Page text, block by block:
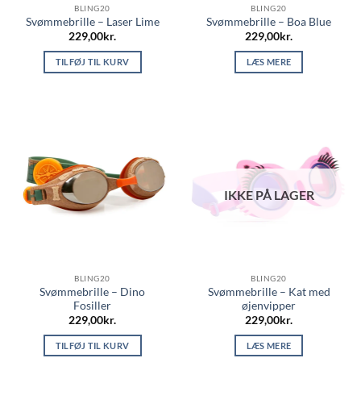
BLING20
Svømmebrille – Laser Lime
229,00kr.
TILFØJ TIL KURV
BLING20
Svømmebrille – Boa Blue
229,00kr.
LÆS MERE
BLING20
Svømmebrille – Dino
Fosiller
229,00kr.
TILFØJ TIL KURV
IKKE PÅ LAGER
BLING20
Svømmebrille – Kat med
øjenvipper
229,00kr.
LÆS MERE